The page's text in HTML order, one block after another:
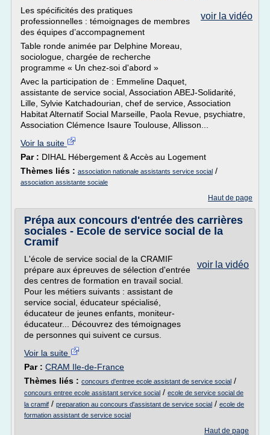
voir la vidéo
Les spécificités des pratiques
professionnelles : témoignages de membres
des équipes d’accompagnement
Table ronde animée par Delphine Moreau,
sociologue, chargée de recherche
programme « Un chez-soi d'abord »
Avec la participation de : Emmeline Daquet,
assistante de service social, Association ABEJ-Solidarité,
Lille, Sylvie Katchadourian, chef de service, Association
Habitat Alternatif Social Marseille, Paola Revue, psychiatre,
Association Clémence Isaure Toulouse, Allisson...
Voir la suite
Par : DIHAL Hébergement & Accès au Logement
Thèmes liés : association nationale assistants service social /
association assistante sociale
Haut de page
Prépa aux concours d'entrée des carrières
sociales - Ecole de service social de la
Cramif
voir la vidéo
L'école de service social de la CRAMIF
prépare aux épreuves de sélection d'entrée
des centres de formation en travail social.
Pour les métiers suivants : assistant de
service social, éducateur spécialisé,
éducateur de jeunes enfants, moniteur-
éducateur... Découvrez des témoignages
de personnes qui suivent ce cursus.
Voir la suite
Par : CRAM Ile-de-France
Thèmes liés : concours d'entree ecole assistant de service social /
concours entree ecole assistant service social / ecole de service social de
la cramif / preparation au concours d'assistant de service social / ecole de
formation assistant de service social
Haut de page